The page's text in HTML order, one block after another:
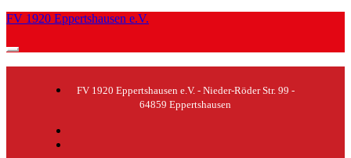
FV 1920 Eppertshausen e.V.
FV 1920 Eppertshausen e.V. - Nieder-Röder Str. 99 -
64859 Eppertshausen